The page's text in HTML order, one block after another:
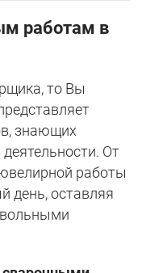
работам в
то Вы
знающих
От
работы
день, оставляя